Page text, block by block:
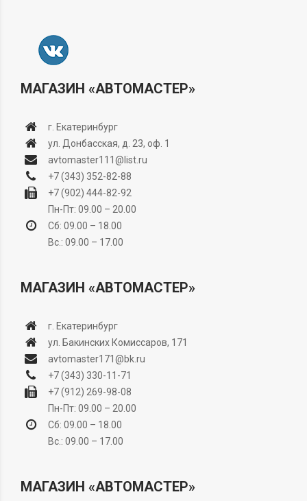
МАГАЗИН «АВТОМАСТЕР»
г. Екатеринбург
ул. Донбасская, д. 23, оф. 1
avtomaster111@list.ru
+7 (343) 352-82-88
+7 (902) 444-82-92
Пн-Пт: 09.00 – 20.00
Сб: 09.00 – 18.00
Вс.: 09.00 – 17.00
МАГАЗИН «АВТОМАСТЕР»
г. Екатеринбург
ул. Бакинских Комиссаров, 171
avtomaster171@bk.ru
+7 (343) 330-11-71
+7 (912) 269-98-08
Пн-Пт: 09.00 – 20.00
Сб: 09.00 – 18.00
Вс.: 09.00 – 17.00
МАГАЗИН «АВТОМАСТЕР»